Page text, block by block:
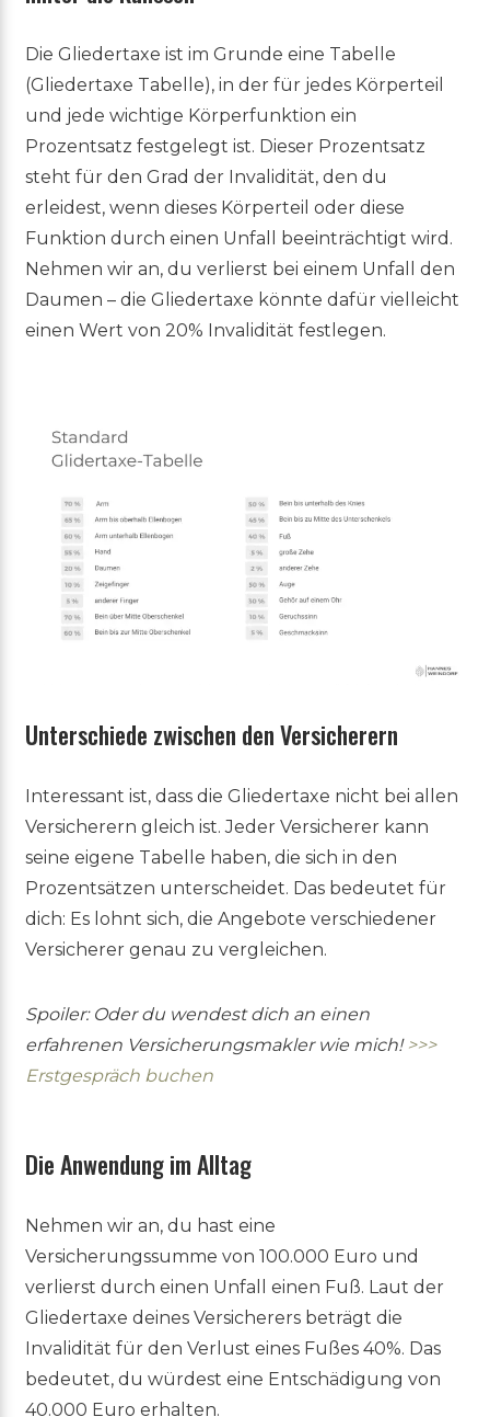
Die Gliedertaxe ist im Grunde eine Tabelle
(Gliedertaxe Tabelle), in der für jedes Körperteil
und jede wichtige Körperfunktion ein
Prozentsatz festgelegt ist. Dieser Prozentsatz
steht für den Grad der Invalidität, den du
erleidest, wenn dieses Körperteil oder diese
Funktion durch einen Unfall beeinträchtigt wird.
Nehmen wir an, du verlierst bei einem Unfall den
Daumen – die Gliedertaxe könnte dafür vielleicht
einen Wert von 20% Invalidität festlegen.
Unterschiede zwischen den Versicherern
Interessant ist, dass die Gliedertaxe nicht bei allen
Versicherern gleich ist. Jeder Versicherer kann
seine eigene Tabelle haben, die sich in den
Prozentsätzen unterscheidet. Das bedeutet für
dich: Es lohnt sich, die Angebote verschiedener
Versicherer genau zu vergleichen.
Spoiler: Oder du wendest dich an einen
erfahrenen Versicherungsmakler wie mich! >>>
Erstgespräch buchen
Die Anwendung im Alltag
Nehmen wir an, du hast eine
Versicherungssumme von 100.000 Euro und
verlierst durch einen Unfall einen Fuß. Laut der
Gliedertaxe deines Versicherers beträgt die
Invalidität für den Verlust eines Fußes 40%. Das
bedeutet, du würdest eine Entschädigung von
40.000 Euro erhalten.